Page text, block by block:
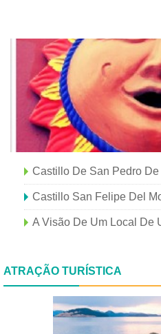
Castillo De San Pedro
Castillo San Felipe Del
A Visão De Um Local De
ATRAÇÃO TURÍSTICA